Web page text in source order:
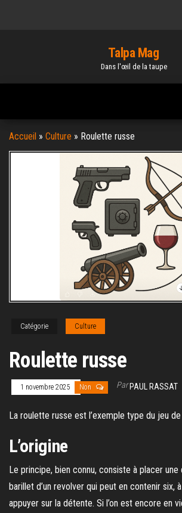
Talpa Mag
Dans l'œil de la taupe
Accueil » Culture » Roulette russe
Catégorie Culture
Roulette russe
1 novembre 2025 Non ParPAUL RASSAT
La roulette russe est l’exemple type du jeu
L’origine
Le principe, bien connu, consiste à placer une
barillet d’un revolver qui peut en contenir six,
appuyer sur la détente. Si l’on est encore en